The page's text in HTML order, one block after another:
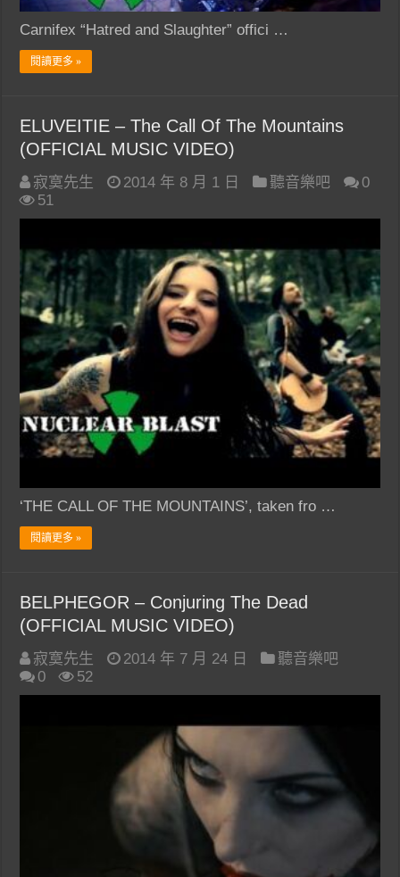
Carnifex “Hatred and Slaughter” offici …
閱讀更多 »
ELUVEITIE – The Call Of The Mountains
(OFFICIAL MUSIC VIDEO)
寂寞先生 2014 年 8 月 1 日 聽音樂吧
0
51
‘THE CALL OF THE MOUNTAINS’, taken fro …
閱讀更多 »
BELPHEGOR – Conjuring The Dead
(OFFICIAL MUSIC VIDEO)
寂寞先生 2014 年 7 月 24 日
聽音樂吧
0
52